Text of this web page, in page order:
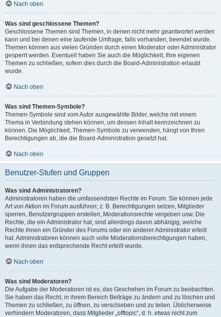
Nach oben
Was sind geschlossene Themen?
Geschlossene Themen sind Themen, in denen nicht mehr geantwortet werden
kann und bei denen eine laufende Umfrage, falls vorhanden, beendet wurde.
Themen können aus vielen Gründen durch einen Moderator oder Administrator
gesperrt werden. Eventuell haben Sie auch die Möglichkeit, Ihre eigenen
Themen zu schließen, sofern dies durch die Board-Administration erlaubt
wurde.
Nach oben
Was sind Themen-Symbole?
Themen-Symbole sind vom Autor ausgewählte Bilder, welche mit einem
Thema in Verbindung stehen können, um dessen Inhalt kennzeichnen zu
können. Die Möglichkeit, Themen-Symbole zu verwenden, hängt von Ihren
Berechtigungen ab, die die Board-Administration gesetzt hat.
Nach oben
Benutzer-Stufen und Gruppen
Was sind Administratoren?
Administratoren haben die umfassendsten Rechte im Forum. Sie können jede
Art von Aktion im Forum ausführen; z. B. Berechtigungen setzen, Mitglieder
sperren, Benutzergruppen erstellen, Moderationsrechte vergeben usw. Die
Rechte, die ein Administrator hat, sind allerdings davon abhängig, welche
Rechte ihnen ein Gründer des Forums oder ein anderer Administrator erteilt
hat. Administratoren können auch volle Moderationsberechtigungen haben,
wenn ihnen das entsprechende Recht erteilt wurde.
Nach oben
Was sind Moderatoren?
Die Aufgabe der Moderatoren ist es, das Geschehen im Forum zu beobachten.
Sie haben das Recht, in ihrem Bereich Beiträge zu ändern und zu löschen und
Themen zu schließen, zu öffnen, zu verschieben und zu teilen. Üblicherweise
verhindern Moderatoren, dass Mitglieder „offtopic“, d. h. etwas nicht zum